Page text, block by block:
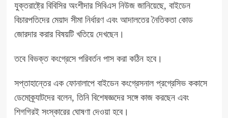
যুক্তরাষ্ট্রে বিবিসির অংশীদার সিবিএস নিউজ জানিয়েছে, বাইডেন
বিচারপতিদের মেয়াদ সীমা নির্ধারণ এবং আদালতের নৈতিকতা কোড
জোরদার করার বিষয়টি খতিয়ে দেখছেন।
তবে বিভক্ত কংগ্রেসে পরিবর্তন পাস করা কঠিন হবে।
সপ্তাহান্তের এক ফোনালাপে বাইডেন কংগ্রেসনাল প্রগ্রেসিভ ককাসে
ডেমোক্র্যাটদের বলেন, তিনি বিশেষজ্ঞদের সঙ্গে কাজ করছেন এবং
শিগগিরই সংস্কারের ঘোষণা দেওয়া হবে।